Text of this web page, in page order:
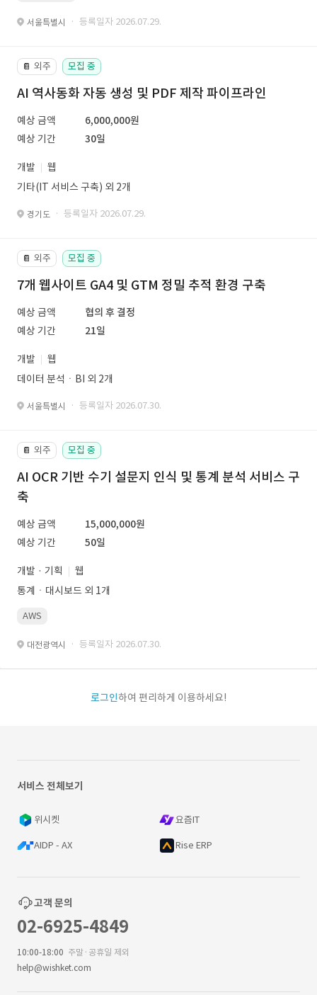
서울특별시 · 등록일자 2026.07.29.
📔 외주 모집 중
AI 역사동화 자동 생성 및 PDF 제작 파이프라인
예상 금액
6,000,000원
예상 기간
30일
개발
웹
기타(IT 서비스 구축) 외 2개
경기도 · 등록일자 2026.07.29.
📔 외주 모집 중
7개 웹사이트 GA4 및 GTM 정밀 추적 환경 구축
예상 금액
협의 후 결정
예상 기간
21일
개발
웹
데이터 분석ㆍBI 외 2개
서울특별시 · 등록일자 2026.07.30.
📔 외주 모집 중
AI OCR 기반 수기 설문지 인식 및 통계 분석 서비스 구
축
예상 금액
15,000,000원
예상 기간
50일
개발 · 기획
웹
통계ㆍ대시보드 외 1개
AWS
대전광역시 · 등록일자 2026.07.30.
로그인하여 편리하게 이용하세요!
서비스 전체보기
위시켓 요즘IT
AIDP - AX Rise ERP
고객 문의
02-6925-4849
10:00-18:00 주말·공휴일 제외
help@wishket.com